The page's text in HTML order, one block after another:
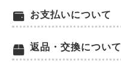
お支払いについて
返品・交換について